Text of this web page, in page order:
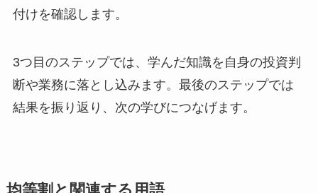
付けを確認します。
3つ目のステップでは、学んだ知識を自身の投資判
断や業務に落とし込みます。最後のステップでは
結果を振り返り、次の学びにつなげます。